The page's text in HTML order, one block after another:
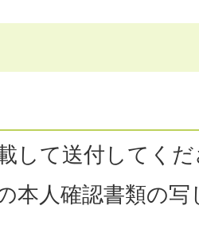
して送付してく
本人確認書類の